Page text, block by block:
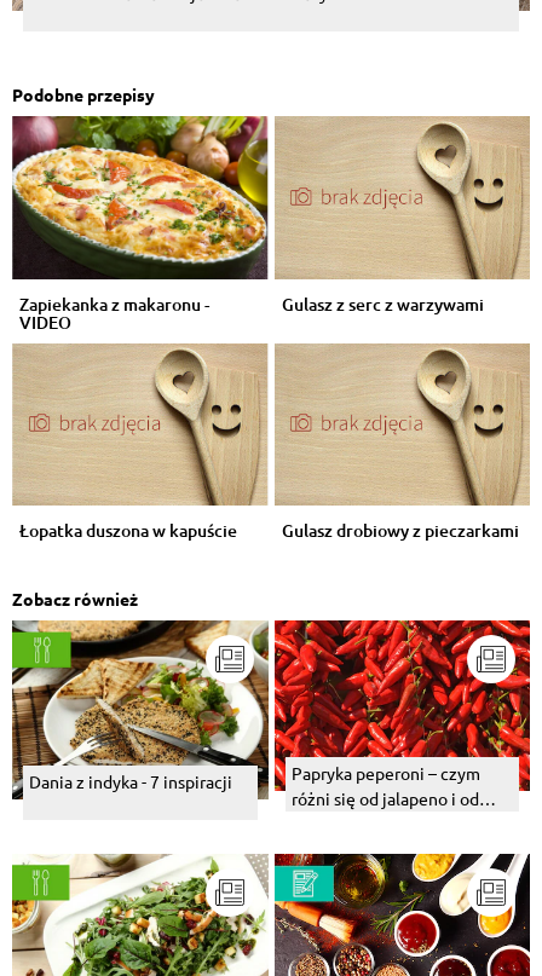
Podobne przepisy
Zapiekanka z makaronu -
VIDEO
Gulasz z serc z warzywami
Łopatka duszona w kapuście Gulasz drobiowy z pieczarkami
Zobacz również
Dania z indyka - 7 inspiracji
Papryka peperoni – czym
różni się od jalapeno i od